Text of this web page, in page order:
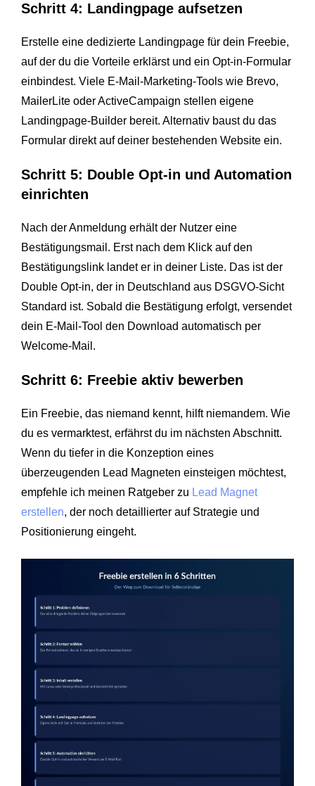
Schritt 4: Landingpage aufsetzen
Erstelle eine dedizierte Landingpage für dein Freebie,
auf der du die Vorteile erklärst und ein Opt-in-Formular
einbindest. Viele E-Mail-Marketing-Tools wie Brevo,
MailerLite oder ActiveCampaign stellen eigene
Landingpage-Builder bereit. Alternativ baust du das
Formular direkt auf deiner bestehenden Website ein.
Schritt 5: Double Opt-in und Automation
einrichten
Nach der Anmeldung erhält der Nutzer eine
Bestätigungsmail. Erst nach dem Klick auf den
Bestätigungslink landet er in deiner Liste. Das ist der
Double Opt-in, der in Deutschland aus DSGVO-Sicht
Standard ist. Sobald die Bestätigung erfolgt, versendet
dein E-Mail-Tool den Download automatisch per
Welcome-Mail.
Schritt 6: Freebie aktiv bewerben
Ein Freebie, das niemand kennt, hilft niemandem. Wie
du es vermarktest, erfährst du im nächsten Abschnitt.
Wenn du tiefer in die Konzeption eines
überzeugenden Lead Magneten einsteigen möchtest,
empfehle ich meinen Ratgeber zu Lead Magnet
erstellen, der noch detaillierter auf Strategie und
Positionierung eingeht.